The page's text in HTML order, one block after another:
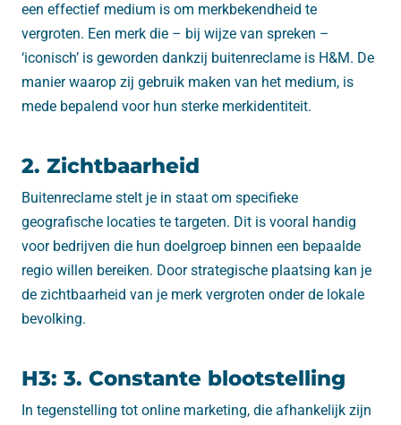
een effectief medium is om merkbekendheid te
vergroten. Een merk die – bij wijze van spreken –
‘iconisch’ is geworden dankzij buitenreclame is H&M. De
manier waarop zij gebruik maken van het medium, is
mede bepalend voor hun sterke merkidentiteit.
2. Zichtbaarheid
Buitenreclame stelt je in staat om specifieke
geografische locaties te targeten. Dit is vooral handig
voor bedrijven die hun doelgroep binnen een bepaalde
regio willen bereiken. Door strategische plaatsing kan je
de zichtbaarheid van je merk vergroten onder de lokale
bevolking.
H3: 3. Constante blootstelling
In tegenstelling tot online marketing, die afhankelijk zijn